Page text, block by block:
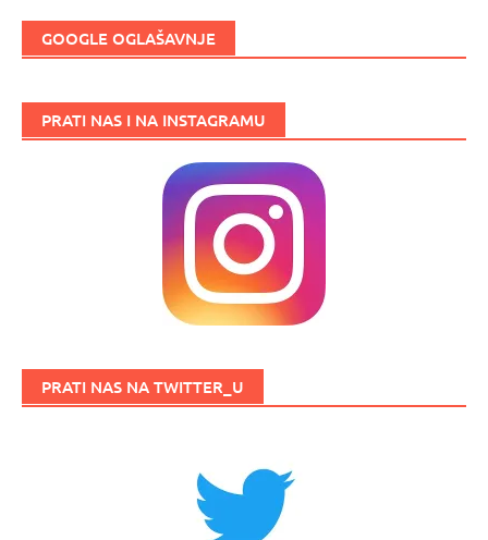
GOOGLE OGLAŠAVNJE
PRATI NAS I NA INSTAGRAMU
PRATI NAS NA TWITTER_U